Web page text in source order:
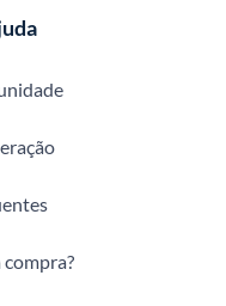
compra?